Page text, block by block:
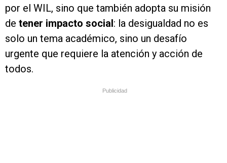
por el WIL, sino que también adopta su misión
de tener impacto social: la desigualdad no es
solo un tema académico, sino un desafío
urgente que requiere la atención y acción de
todos.
Publicidad